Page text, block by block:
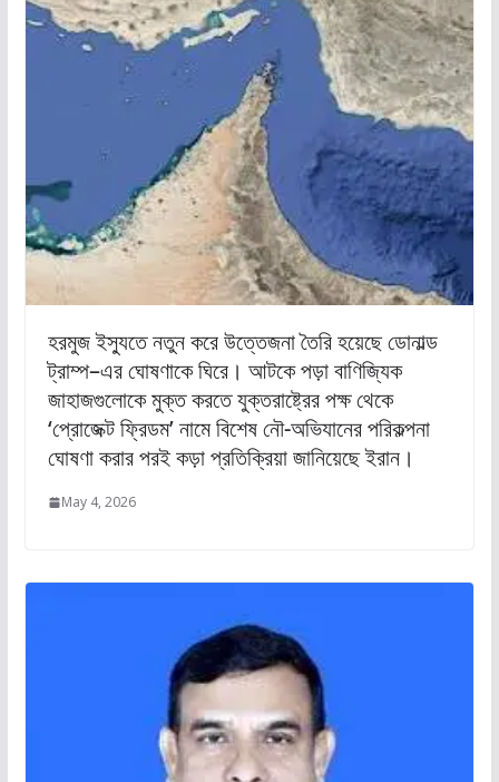
হরমুজ ইস্যুতে নতুন করে উত্তেজনা তৈরি হয়েছে ডোনাল্ড
ট্রাম্প–এর ঘোষণাকে ঘিরে। আটকে পড়া বাণিজ্যিক
জাহাজগুলোকে মুক্ত করতে যুক্তরাষ্ট্রের পক্ষ থেকে
‘প্রোজেক্ট ফ্রিডম’ নামে বিশেষ নৌ-অভিযানের পরিকল্পনা
ঘোষণা করার পরই কড়া প্রতিক্রিয়া জানিয়েছে ইরান।
May 4, 2026